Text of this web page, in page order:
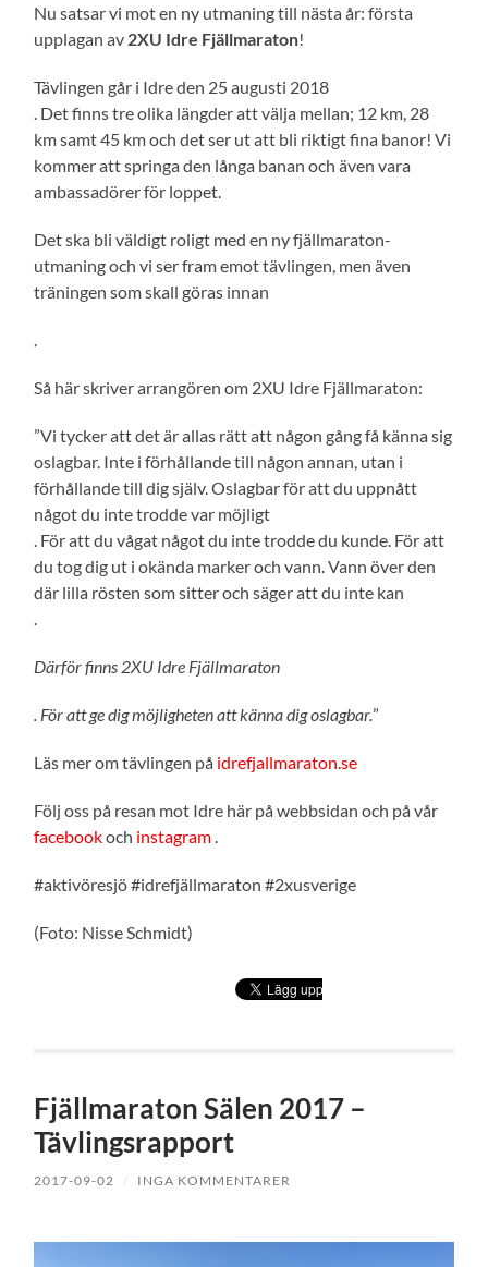
Nu satsar vi mot en ny utmaning till nästa år: första
upplagan av 2XU Idre Fjällmaraton!
Tävlingen går i Idre den 25 augusti 2018
. Det finns tre olika längder att välja mellan; 12 km, 28
km samt 45 km och det ser ut att bli riktigt fina banor! Vi
kommer att springa den långa banan och även vara
ambassadörer för loppet.
Det ska bli väldigt roligt med en ny fjällmaraton-
utmaning och vi ser fram emot tävlingen, men även
träningen som skall göras innan
.
Så här skriver arrangören om 2XU Idre Fjällmaraton:
”Vi tycker att det är allas rätt att någon gång få känna sig
oslagbar. Inte i förhållande till någon annan, utan i
förhållande till dig själv. Oslagbar för att du uppnått
något du inte trodde var möjligt
. För att du vågat något du inte trodde du kunde. För att
du tog dig ut i okända marker och vann. Vann över den
där lilla rösten som sitter och säger att du inte kan
.
Därför finns 2XU Idre Fjällmaraton
. För att ge dig möjligheten att känna dig oslagbar.”
Läs mer om tävlingen på idrefjallmaraton.se
Följ oss på resan mot Idre här på webbsidan och på vår
facebookoch instagram.
#aktivöresjö #idrefjällmaraton #2xusverige
(Foto: Nisse Schmidt)
Fjällmaraton Sälen 2017 –
Tävlingsrapport
2017-09-02 / INGA KOMMENTARER